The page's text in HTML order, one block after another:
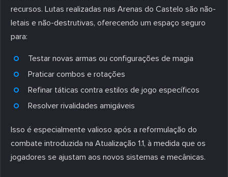
recursos. Lutas realizadas nas Arenas do Castelo são não-
letais e não-destrutivas, oferecendo um espaço seguro
para:
Testar novas armas ou configurações de magia
Praticar combos e rotações
Refinar táticas contra estilos de jogo específicos
Resolver rivalidades amigáveis
Isso é especialmente valioso após a reformulação do
combate introduzida na Atualização 1.1, à medida que os
jogadores se ajustam aos novos sistemas e mecânicas.